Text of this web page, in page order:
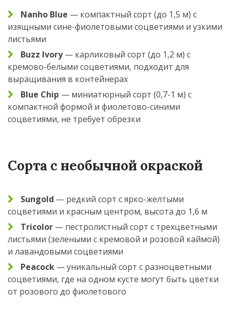
Nanho Blue — компактный сорт (до 1,5 м) с
изящными сине-фиолетовыми соцветиями и узкими
листьями
Buzz Ivory— карликовый сорт (до 1,2 м) с
кремово-белыми соцветиями, подходит для
выращивания в контейнерах
Blue Chip — миниатюрный сорт (0,7-1 м) с
компактной формой и фиолетово-синими
соцветиями, не требует обрезки
Сорта с необычной окраской
Sungold — редкий сорт с ярко-желтыми
соцветиями и красным центром, высота до 1,6 м
Tricolor — пестролистный сорт с трехцветными
листьями (зелеными с кремовой и розовой каймой)
и лавандовыми соцветиями
Peacock — уникальный сорт с разноцветными
соцветиями, где на одном кусте могут быть цветки
от розового до фиолетового